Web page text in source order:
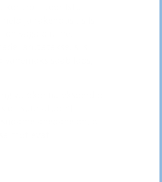
kontrolli tööriistu
ja rakendusi, siis
väga oluline,”
arutatakse, siis
saab laps,
valdkonna eksperdid
suunatud nii
on, oli
mõtlevat